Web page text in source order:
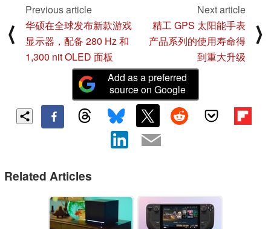
⟨
Previous article
华硕在全球发布新款游戏
显示器，配备 280 Hz 和
1,300 nit OLED 面板
Next article
精工 GPS 太阳能手表
产品系列的使用寿命得
到重大升级
⟩
Add as a preferred
source on Google
Related Articles